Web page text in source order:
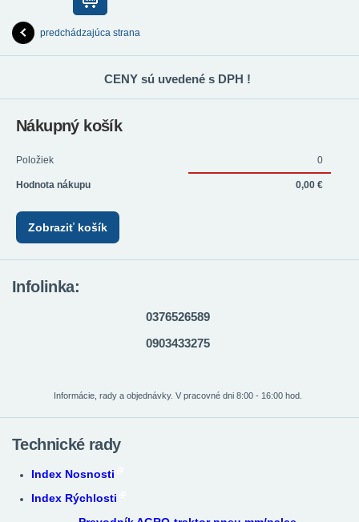
predchádzajúca strana
CENY sú uvedené s DPH !
Nákupný košík
Položiek 0
Hodnota nákupu 0,00 €
Zobraziť košík
Infolinka:
0376526589
0903433275
Informácie, rady a objednávky. V pracovné dni 8:00 - 16:00 hod.
Technické rady
Index Nosnosti
Index Rýchlosti